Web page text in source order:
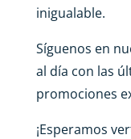
inigualable.
Síguenos en
al día con las
promociones
¡Esperamos